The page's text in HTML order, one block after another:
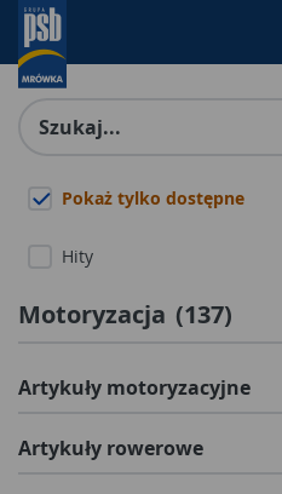
Pokaż tylko dostępne
Hity
Motoryzacja (137)
Artykuły motoryzacyjne
Artykuły rowerowe